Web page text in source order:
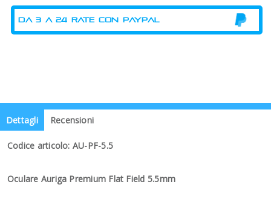
Dettagli Recensioni
Codice articolo: AU-PF-5.5
Oculare Auriga Premium Flat Field 5.5mm